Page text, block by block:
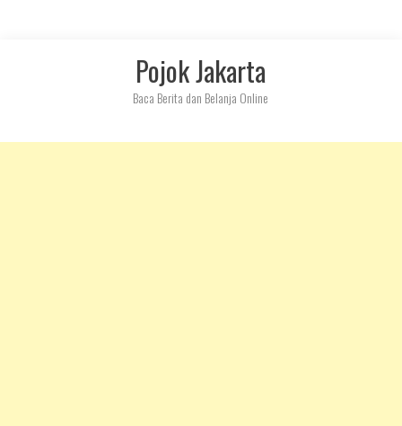
Pojok Jakarta
Baca Berita dan Belanja Online